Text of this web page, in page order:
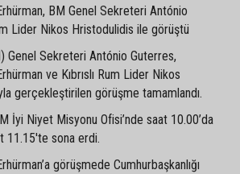
BM Genel Sekreteri António
Lider Nikos Hristodulidis ile görüştü
Genel Sekreteri António Guterres,
ve Kıbrıslı Rum Lider Nikos
gerçekleştirilen görüşme tamamlandı.
İyi Niyet Misyonu Ofisi’nde saat 10.00’da
11.15'te sona erdi.
görüşmede Cumhurbaşkanlığı